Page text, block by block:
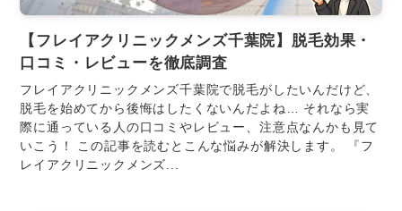
【フレイアクリニックメンズ千葉院】脱毛効果・
口コミ・レビューを徹底調査
フレイアクリニックメンズ千葉院で脱毛がしたいんだけど、
脱毛を始めてから後悔はしたくないんだよね… それなら実
際に通っている人の口コミやレビュー、注意点なんかも見て
いこう！ この記事を読むとこんな悩みが解決します。 『フ
レイアクリニックメンズ...